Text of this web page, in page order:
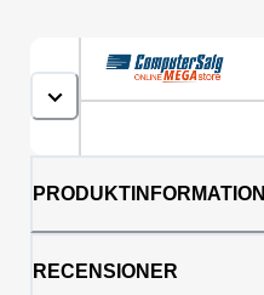
PRODUKTINFORMATION
RECENSIONER